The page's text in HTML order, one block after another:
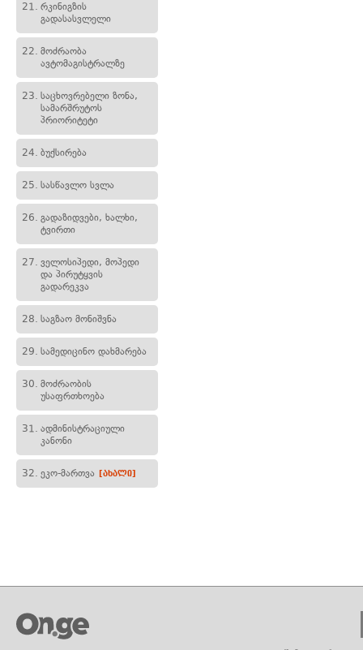
21. რკინიგზის
გადასასვლელი
22. მოძრაობა
ავტომაგისტრალზე
23. საცხოვრებელი ზონა,
სამარშრუტოს
პრიორიტეტი
24. ბუქსირება
25. სასწავლო სვლა
26. გადაზიდვები, ხალხი,
ტვირთი
27. ველოსიპედი, მოპედი
და პირუტყვის
გადარეკვა
28. საგზაო მონიშვნა
29. სამედიცინო დახმარება
30. მოძრაობის
უსაფრთხოება
31. ადმინისტრაციული
კანონი
32. ეკო-მართვა [ახალი]